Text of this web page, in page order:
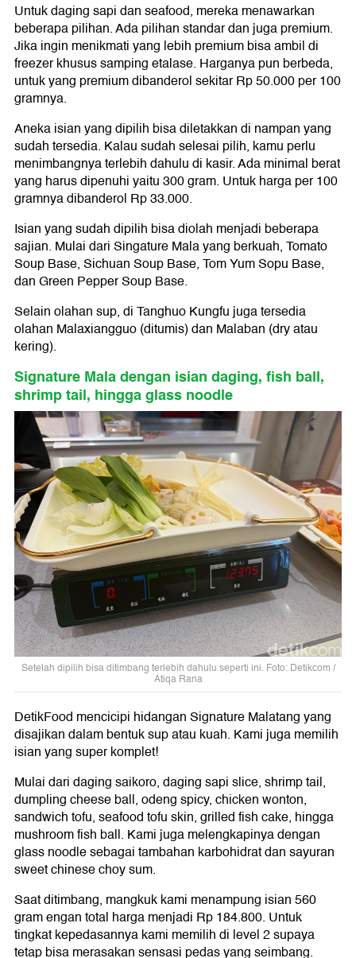
Untuk daging sapi dan seafood, mereka menawarkan
beberapa pilihan. Ada pilihan standar dan juga premium.
Jika ingin menikmati yang lebih premium bisa ambil di
freezer khusus samping etalase. Harganya pun berbeda,
untuk yang premium dibanderol sekitar Rp 50.000 per 100
gramnya.
Aneka isian yang dipilih bisa diletakkan di nampan yang
sudah tersedia. Kalau sudah selesai pilih, kamu perlu
menimbangnya terlebih dahulu di kasir. Ada minimal berat
yang harus dipenuhi yaitu 300 gram. Untuk harga per 100
gramnya dibanderol Rp 33.000.
Isian yang sudah dipilih bisa diolah menjadi beberapa
sajian. Mulai dari Singature Mala yang berkuah, Tomato
Soup Base, Sichuan Soup Base, Tom Yum Sopu Base,
dan Green Pepper Soup Base.
Selain olahan sup, di Tanghuo Kungfu juga tersedia
olahan Malaxiangguo (ditumis) dan Malaban (dry atau
kering).
Signature Mala dengan isian daging, fish ball,
shrimp tail, hingga glass noodle
Setelah dipilih bisa ditimbang terlebih dahulu seperti ini. Foto: Detikcom /
Atiqa Rana
DetikFood mencicipi hidangan Signature Malatang yang
disajikan dalam bentuk sup atau kuah. Kami juga memilih
isian yang super komplet!
Mulai dari daging saikoro, daging sapi slice, shrimp tail,
dumpling cheese ball, odeng spicy, chicken wonton,
sandwich tofu, seafood tofu skin, grilled fish cake, hingga
mushroom fish ball. Kami juga melengkapinya dengan
glass noodle sebagai tambahan karbohidrat dan sayuran
sweet chinese choy sum.
Saat ditimbang, mangkuk kami menampung isian 560
gram engan total harga menjadi Rp 184.800. Untuk
tingkat kepedasannya kami memilih di level 2 supaya
tetap bisa merasakan sensasi pedas yang seimbang.